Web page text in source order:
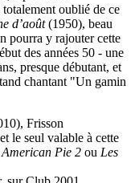
oublié de ce
d’août(1950), beau
pourra y rajouter cette
des années 50 - une
presque débutant, et
chantant "Un gamin
Frisson
le seul valable à cette
Pie 2 ou Les